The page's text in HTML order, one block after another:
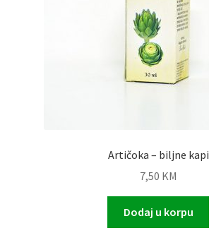
Artičoka – biljne kapi
7,50 KM
Dodaj u korpu